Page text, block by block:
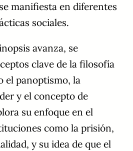
manifiesta en diferentes
sociales.
avanza, se
clave de la filosofía
el panoptismo, la
y el concepto de
su enfoque en el
como la prisión,
y su idea de que el